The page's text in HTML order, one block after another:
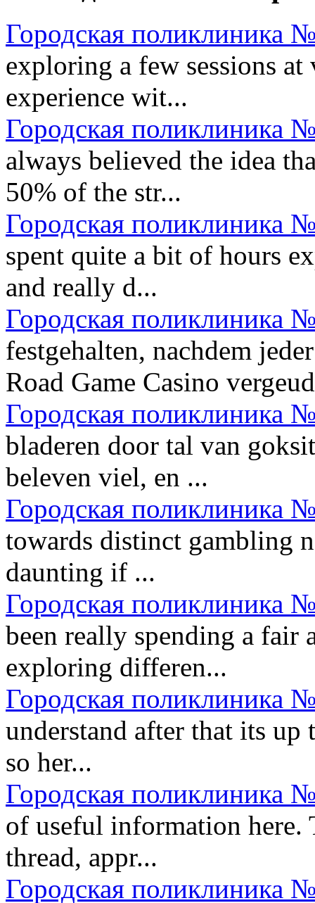
Городская поликлиника
exploring a few sessions
experience wit...
Городская поликлиника
always believed the idea
50% of the str...
Городская поликлиника
spent quite a bit of hours
and really d...
Городская поликлиника
festgehalten, nachdem
Road Game Casino
Городская поликлиника
bladeren door tal van
beleven viel, en ...
Городская поликлиника
towards distinct gambling
daunting if ...
Городская поликлиника
been really spending a fair
exploring differen...
Городская поликлиника
understand after that its
so her...
Городская поликлиника
of useful information
thread, appr...
Городская поликлиника